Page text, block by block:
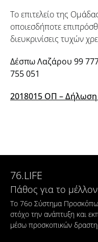
Το επιτελείο της
οποιεσδήποτε
διευκρινίσεις τυχών
Δέσπω Λαζάρου 99
755 051
2018015 ΟΠ –
76.LIFE
Πάθος για το μέλλον
Το 76ο Σύστημα
στόχο την ανάπτυξη και
μέσω προσκοπικών